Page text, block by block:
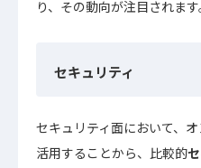
り、その動向が注目されます
セキュリティ
セキュリティ面において、
活用することから、比較的